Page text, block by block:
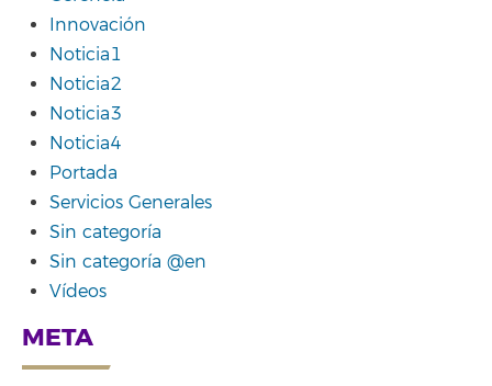
Innovación
Noticia1
Noticia2
Noticia3
Noticia4
Portada
Servicios Generales
Sin categoría
Sin categoría @en
Vídeos
META